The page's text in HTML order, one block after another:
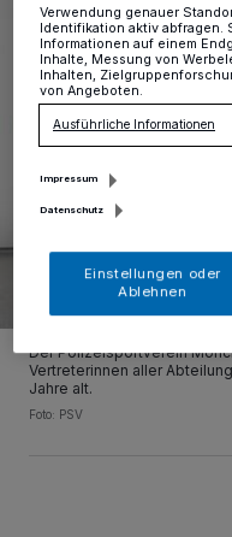
Der Polizeisportverein
Vertreterinnen aller
Jahre alt.
Foto: PSV
Verwendung genauer
Identifikation aktiv abfragen.
Informationen auf einem
Inhalte, Messung von
Inhalten,
von Angeboten.
Ausführliche Informationen
Impressum
Datenschutz
Einstellungen oder
Ablehnen